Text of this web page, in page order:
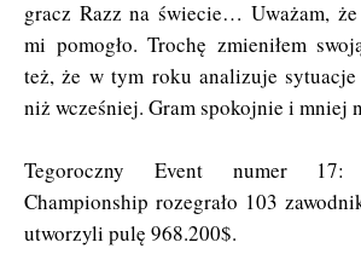
gracz Razz na świecie… Uważam,
mi pomogło. Trochę zmieniłem
też, że w tym roku analizuje
niż wcześniej. Gram spokojnie i mniej
Tegoroczny Event numer 17:
Championship rozegrało 103
utworzyli pulę 968.200$.